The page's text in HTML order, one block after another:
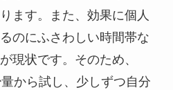
ます。また、効果に個人
のにふさわしい時間帯な
現状です。そのため、
から試し、少しずつ自分